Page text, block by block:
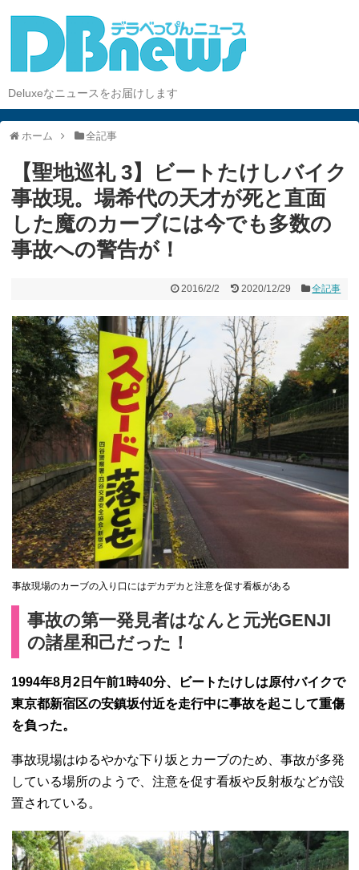
Deluxeなニュースをお届けします
ホーム 全記事
【聖地巡礼 3】ビートたけしバイク
事故現。場希代の天才が死と直面
した魔のカーブには今でも多数の
事故への警告が！
2016/2/2 2020/12/29 全記事
事故現場のカーブの入り口にはデカデカと注意を促す看板がある
事故の第一発見者はなんと元光GENJI
の諸星和己だった！
1994年8月2日午前1時40分、ビートたけしは原付バイクで
東京都新宿区の安鎮坂付近を走行中に事故を起こして重傷
を負った。
事故現場はゆるやかな下り坂とカーブのため、事故が多発
している場所のようで、注意を促す看板や反射板などが設
置されている。